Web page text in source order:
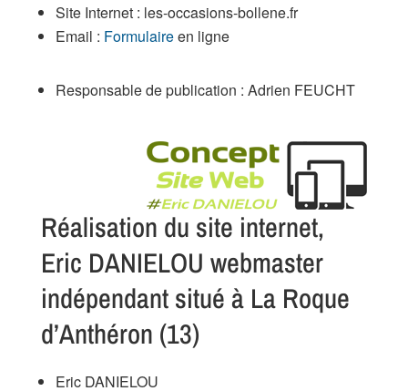
Site Internet : les-occasions-bollene.fr
Email : Formulaireen ligne
Responsable de publication : Adrien FEUCHT
Réalisation du site internet,
Eric DANIELOU webmaster
indépendant situé à La Roque
d’Anthéron (13)
Eric DANIELOU